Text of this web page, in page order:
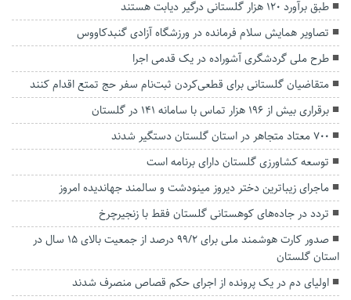
طبق برآورد ۱۲۰ هزار گلستانی درگیر دیابت هستند
تصاویر همایش سلام فرمانده در ورزشگاه آزادی گنبدکاووس
طرح ملی گردشگری آشوراده در یک قدمی اجرا
متقاضیان گلستانی برای قطعی‌کردن ثبت‌نام سفر حج تمتع اقدام کنند
برقراری بیش از ۱۹۶ هزار تماس با سامانه ۱۴۱ در گلستان
۷۰۰ معتاد متجاهر در استان گلستان دستگیر شدند
توسعه کشاورزی گلستان دارای برنامه است
ماجرای زیباترین دختر دیروز مینودشت و سالمند جهاندیده امروز
تردد در جاده‌های کوهستانی گلستان فقط با زنجیرچرخ
صدور کارت هوشمند ملی برای ۹۹/2 درصد از جمعیت بالای ۱۵ سال در
استان گلستان
اولیای دم در یک پرونده از اجرای حکم قصاص منصرف شدند